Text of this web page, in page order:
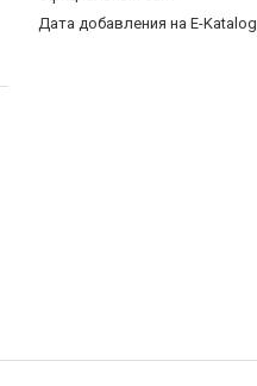
Дата добавления на E-Katalog